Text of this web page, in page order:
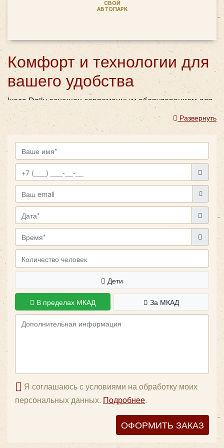
СВОЙ
АВТОПАРК
Комфорт и технологии для
вашего удобства
Iveco Daily оснащен современным оборудованием для
качественного сопровождения поездок. Аудиосистема
и микрофон позволяют гиду сопровождать маршрут
полезной информацией, что делает автобус идеальным
для экскурсий. Несмотря на компактные размеры,
микроавтобус имеет багажное отделение, которое
позволяет разместить необходимые вещи. Благодаря
продуманной конструкции и эргономике салона,
поездки на этом автобусе оставляют только
положительные впечатления.Заказ микроавтобуса
Iveco Daily в "Повозкин" – это гарантия комфорта и
безопасности для вашей группы.
Развернуть
Дети
В пределах МКАД За МКАД
Я соглашаюсь с условиями на обработку моих
персональных данных. Подробнее.
ОФОРМИТЬ ЗАКАЗ